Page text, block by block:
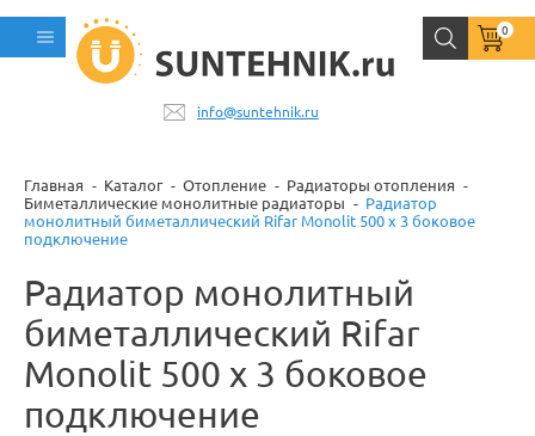
info@suntehnik.ru
0
Главная Каталог Отопление
Радиаторы отопления
Биметаллические монолитные радиаторы
Радиатор
монолитный биметаллический Rifar Monolit 500 x 3 боковое
подключение
Радиатор монолитный
биметаллический Rifar
Monolit 500 x 3 боковое
подключение